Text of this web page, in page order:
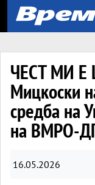
ЧЕСТ МИ
Мицкоски
средба на
на ВМРО-
16.05.2026